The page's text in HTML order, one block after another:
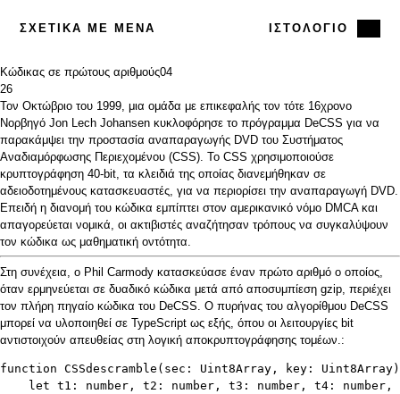
ΣΧΕΤΙΚΆ ΜΕ ΜΈΝΑ ΙΣΤΟΛΌΓΙΟ
Κώδικας σε πρώτους αριθμούς04
26
Τον Οκτώβριο του 1999, μια ομάδα με επικεφαλής τον τότε 16χρονο
Νορβηγό Jon Lech Johansen κυκλοφόρησε το πρόγραμμα DeCSS για να
παρακάμψει την προστασία αναπαραγωγής DVD του Συστήματος
Αναδιαμόρφωσης Περιεχομένου (CSS). Το CSS χρησιμοποιούσε
κρυπτογράφηση 40-bit, τα κλειδιά της οποίας διανεμήθηκαν σε
αδειοδοτημένους κατασκευαστές, για να περιορίσει την αναπαραγωγή DVD.
Επειδή η διανομή του κώδικα εμπίπτει στον αμερικανικό νόμο DMCAκαι
απαγορεύεται νομικά, οι ακτιβιστές αναζήτησαν τρόπους να συγκαλύψουν
τον κώδικα ως μαθηματική οντότητα.
Στη συνέχεια, ο Phil Carmody κατασκεύασε έναν πρώτο αριθμό ο οποίος,
όταν ερμηνεύεται σε δυαδικό κώδικα μετά από αποσυμπίεση gzip, περιέχει
τον πλήρη πηγαίο κώδικα του DeCSS. Ο πυρήνας του αλγορίθμου DeCSS
μπορεί να υλοποιηθεί σε TypeScript ως εξής, όπου οι λειτουργίες bit
αντιστοιχούν απευθείας στη λογική αποκρυπτογράφησης τομέων.:
function CSSdescramble(sec: Uint8Array, key:
let t1: number, t2: number, t3: number, t4: number,